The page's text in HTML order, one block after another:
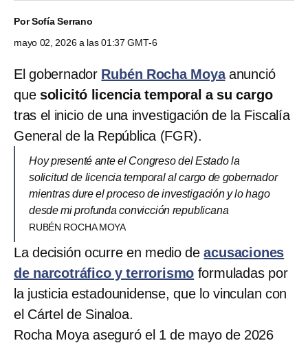
PorSofía Serrano
mayo 02, 2026 a las 01:37 GMT-6
El gobernador Rubén Rocha Moyaanunció
que solicitó licencia temporal a su cargo
tras el inicio de una investigación de la Fiscalía
General de la República (FGR).
Hoy presenté ante el Congreso del Estado la
solicitud de licencia temporal al cargo de gobernador
mientras dure el proceso de investigación y lo hago
desde mi profunda convicción republicana
RUBÉN ROCHA MOYA
La decisión ocurre en medio deacusaciones
de narcotráfico y terrorismo formuladas por
la justicia estadounidense, que lo vinculan con
el Cártel de Sinaloa.
Rocha Moya aseguró el 1 de mayo de 2026